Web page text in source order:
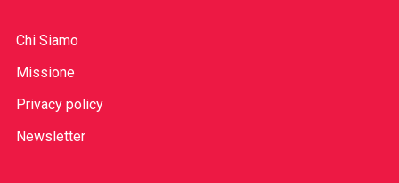
Chi Siamo
Missione
Privacy policy
Newsletter